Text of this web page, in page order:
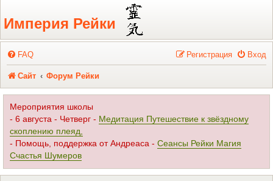
Регистрация
Империя Рейки
FAQ Вход
Регистрация
Сайт Форум Рейки
Мероприятия школы
- 6 августа - Четверг - Медитация Путешествие к звёздному
скоплению плеяд,
- Помощь, поддержка от Андреаса - Сеансы Рейки Магия
Счастья Шумеров